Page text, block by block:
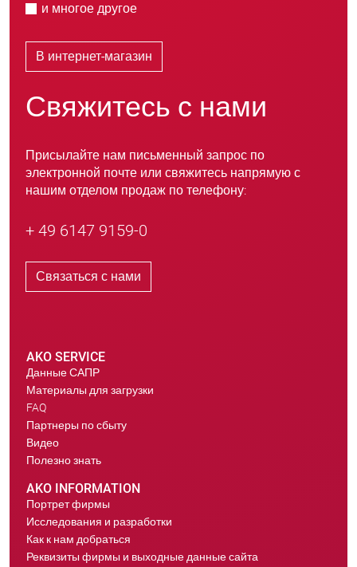
и многое другое
В интернет-магазин
Свяжитесь с нами
Присылайте нам письменный запрос по
электронной почте или свяжитесь напрямую с
нашим отделом продаж по телефону:
+ 49 6147 9159-0
Связаться с нами
AKO SERVICE
Данные САПР
Материалы для загрузки
FAQ
Партнеры по сбыту
Видео
Полезно знать
AKO INFORMATION
Портрет фирмы
Исследования и разработки
Как к нам добраться
Реквизиты фирмы и выходные данные сайта